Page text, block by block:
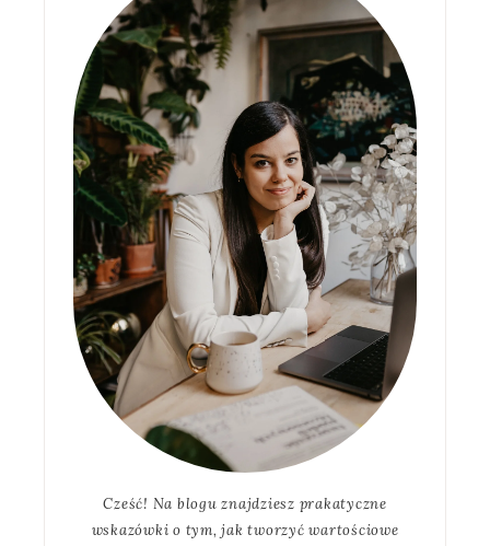
Cześć! Na blogu znajdziesz prakatyczne
wskazówki o tym, jak tworzyć wartościowe